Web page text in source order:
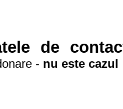
de
- nu este cazul